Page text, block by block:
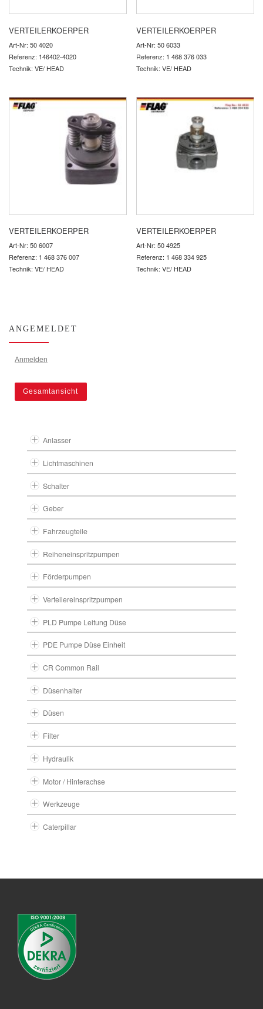
VERTEILERKOERPER
Art-Nr: 50 4020
Referenz: 146402-4020
Technik: VE/ HEAD
VERTEILERKOERPER
Art-Nr: 50 6033
Referenz: 1 468 376 033
Technik: VE/ HEAD
VERTEILERKOERPER
Art-Nr: 50 6007
Referenz: 1 468 376 007
Technik: VE/ HEAD
VERTEILERKOERPER
Art-Nr: 50 4925
Referenz: 1 468 334 925
Technik: VE/ HEAD
ANGEMELDET
Anmelden
Gesamtansicht
Anlasser
Lichtmaschinen
Schalter
Geber
Fahrzeugteile
Reiheneinspritzpumpen
Förderpumpen
Verteilereinspritzpumpen
PLD Pumpe Leitung Düse
PDE Pumpe Düse Einheit
CR Common Rail
Düsenhalter
Düsen
Filter
Hydraulik
Motor / Hinterachse
Werkzeuge
Caterpillar